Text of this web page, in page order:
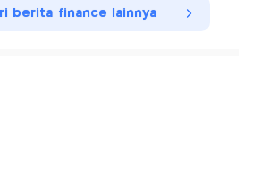
berita finance lainnya